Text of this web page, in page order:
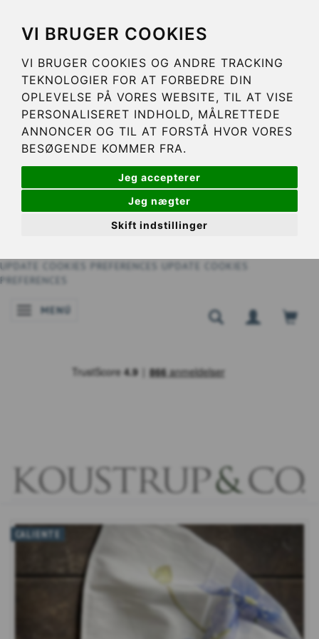
VI BRUGER COOKIES
VI BRUGER COOKIES OG ANDRE TRACKING
TEKNOLOGIER FOR AT FORBEDRE DIN
OPLEVELSE PÅ VORES WEBSITE, TIL AT VISE
PERSONALISERET INDHOLD, MÅLRETTEDE
ANNONCER OG TIL AT FORSTÅ HVOR VORES
BESØGENDE KOMMER FRA.
Jeg accepterer
Jeg nægter
Skift indstillinger
UPDATE COOKIES PREFERENCES
UPDATE COOKIES
PREFERENCES
NAVEGACIÓN DE PALANCA
MENÚ
CALIENTE